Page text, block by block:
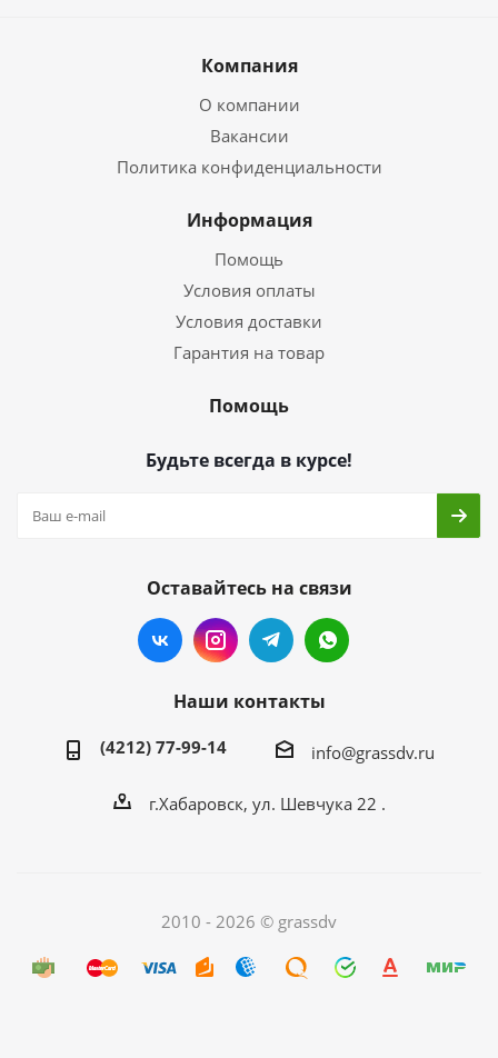
Компания
О компании
Вакансии
Политика конфиденциальности
Информация
Помощь
Условия оплаты
Условия доставки
Гарантия на товар
Помощь
Будьте всегда в курсе!
Оставайтесь на связи
Наши контакты
(4212) 77-99-14 info@grassdv.ru
г.Хабаровск, ул. Шевчука 22 .
2010 - 2026 © grassdv